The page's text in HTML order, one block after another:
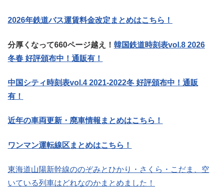
2026年鉄道バス運賃料金改定まとめはこちら！
分厚くなって660ページ越え！ 韓国鉄道時刻表vol.8 2026
冬春 好評頒布中！通販有！
中国シティ時刻表vol.4 2021-2022冬 好評頒布中！通販
有！
近年の車両更新・廃車情報まとめはこちら！
ワンマン運転線区まとめはこちら！
東海道山陽新幹線ののぞみとひかり・さくら・こだま、空
いている列車はどれなのかまとめました！